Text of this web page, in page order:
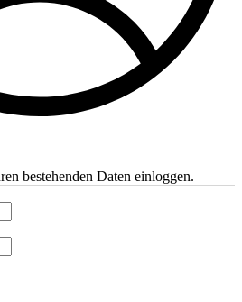
bestehenden Daten einloggen.